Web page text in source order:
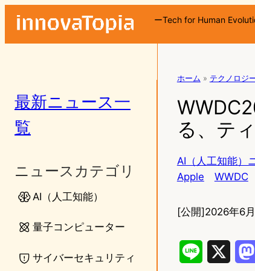
ーTech for Human
最新ニュース一
覧
ニュースカテゴリ
AI（人工知能）
量子コンピューター
サイバーセキュリティ
ホーム » テクノロジ
る、テ
AI（人工知能）
Apple
WWDC
[公開]2026年6